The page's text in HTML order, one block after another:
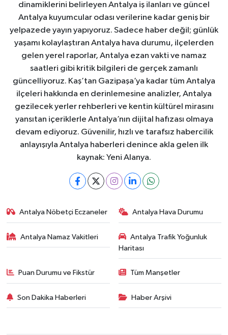
dinamiklerini belirleyen Antalya iş ilanları ve güncel
Antalya kuyumcular odası verilerine kadar geniş bir
yelpazede yayın yapıyoruz. Sadece haber değil; günlük
yaşamı kolaylaştıran Antalya hava durumu, ilçelerden
gelen yerel raporlar, Antalya ezan vakti ve namaz
saatleri gibi kritik bilgileri de gerçek zamanlı
güncelliyoruz. Kaş’tan Gazipaşa’ya kadar tüm Antalya
ilçeleri hakkında en derinlemesine analizler, Antalya
gezilecek yerler rehberleri ve kentin kültürel mirasını
yansıtan içeriklerle Antalya’nın dijital hafızası olmaya
devam ediyoruz. Güvenilir, hızlı ve tarafsız habercilik
anlayışıyla Antalya haberleri denince akla gelen ilk
kaynak: Yeni Alanya.
Antalya Nöbetçi Eczaneler Antalya Hava Durumu
Antalya Namaz Vakitleri
Antalya Trafik Yoğunluk
Haritası
Puan Durumu ve Fikstür Tüm Manşetler
Son Dakika Haberleri Haber Arşivi